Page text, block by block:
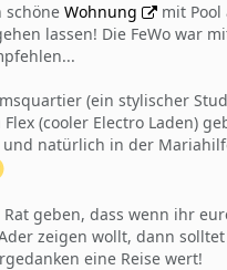
schöne Wohnung
mit
lassen! Die FeWo war
(ein stylischer
(cooler Electro Laden)
natürlich in der
geben, dass wenn ihr
zeigen wollt, dann
eine Reise wert!